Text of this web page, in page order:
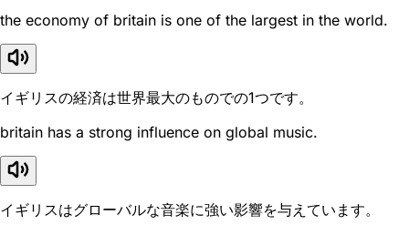
the economy of britain is one of the largest in the world.
イギリスの経済は世界最大のものでの1つです。
britain has a strong influence on global music.
イギリスはグローバルな音楽に強い影響を与えています。